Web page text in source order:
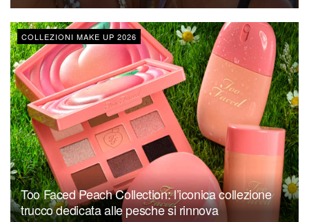
COLLEZIONI MAKE UP 2026
Too Faced Peach Collection: l’iconica collezione
trucco dedicata alle pesche si rinnova